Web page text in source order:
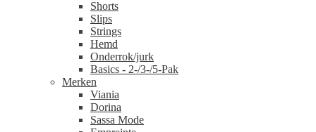
Shorts
Slips
Strings
Hemd
Onderrok/jurk
Basics - 2-/3-/5-Pak
Merken
Viania
Dorina
Sassa Mode